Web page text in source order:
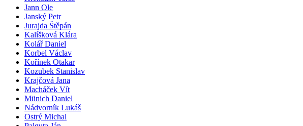
Jann Ole
Janský Petr
Jurajda Štěpán
Kalíšková Klára
Kolář Daniel
Korbel Václav
Kořínek Otakar
Kozubek Stanislav
Krajčová Jana
Macháček Vít
Münich Daniel
Nádvorník Lukáš
Ostrý Michal